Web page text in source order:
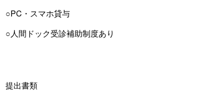
○PC・スマホ貸与
○人間ドック受診補助制度あり
提出書類